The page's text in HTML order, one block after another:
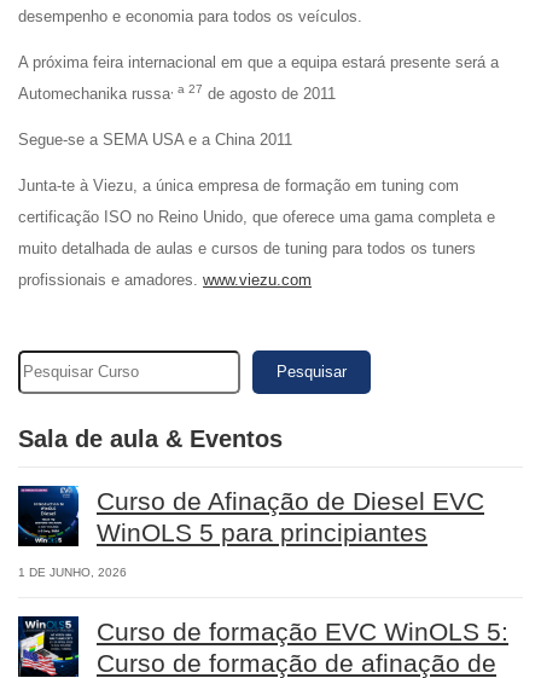
desempenho e economia para todos os veículos.
A próxima feira internacional em que a equipa estará presente será a
Automechanika russa , a 27 de agosto de 2011
Segue-se a SEMA USA e a China 2011
Junta-te à Viezu, a única empresa de formação em tuning com
certificação ISO no Reino Unido, que oferece uma gama completa e
muito detalhada de aulas e cursos de tuning para todos os tuners
profissionais e amadores. www.viezu.com
Pesquisar
Sala de aula & Eventos
Curso de Afinação de Diesel EVC
WinOLS 5 para principiantes
1 DE JUNHO, 2026
Curso de formação EVC WinOLS 5:
Curso de formação de afinação de